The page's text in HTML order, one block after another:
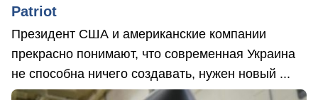
Patriot
Президент США и американские компании
прекрасно понимают, что современная Украина
не способна ничего создавать, нужен новый ...